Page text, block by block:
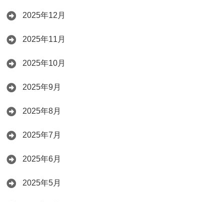
2025年12月
2025年11月
2025年10月
2025年9月
2025年8月
2025年7月
2025年6月
2025年5月